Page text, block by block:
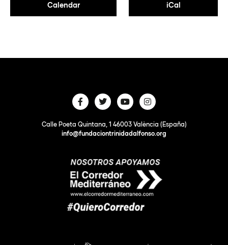
Calendar
iCal
Calle Poeta Quintana, 1 46003 València (España)
info@fundaciontrinidadalfonso.org